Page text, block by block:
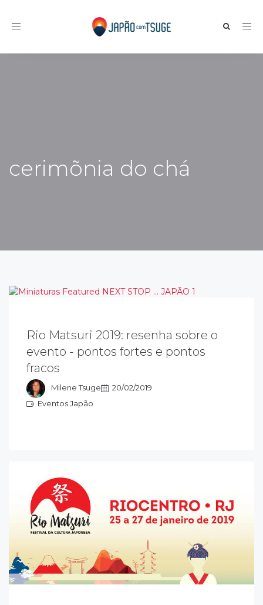
Toggle navigation
cerimõnia do chá
Rio Matsuri 2019: resenha sobre o
evento - pontos fortes e pontos
fracos
Milene Tsuge
20/02/2019
Eventos Japão
final de janeiro, aconteceu o Festival Rio
2019, que promove a cultura
trazendo entretenimento para
as idades.